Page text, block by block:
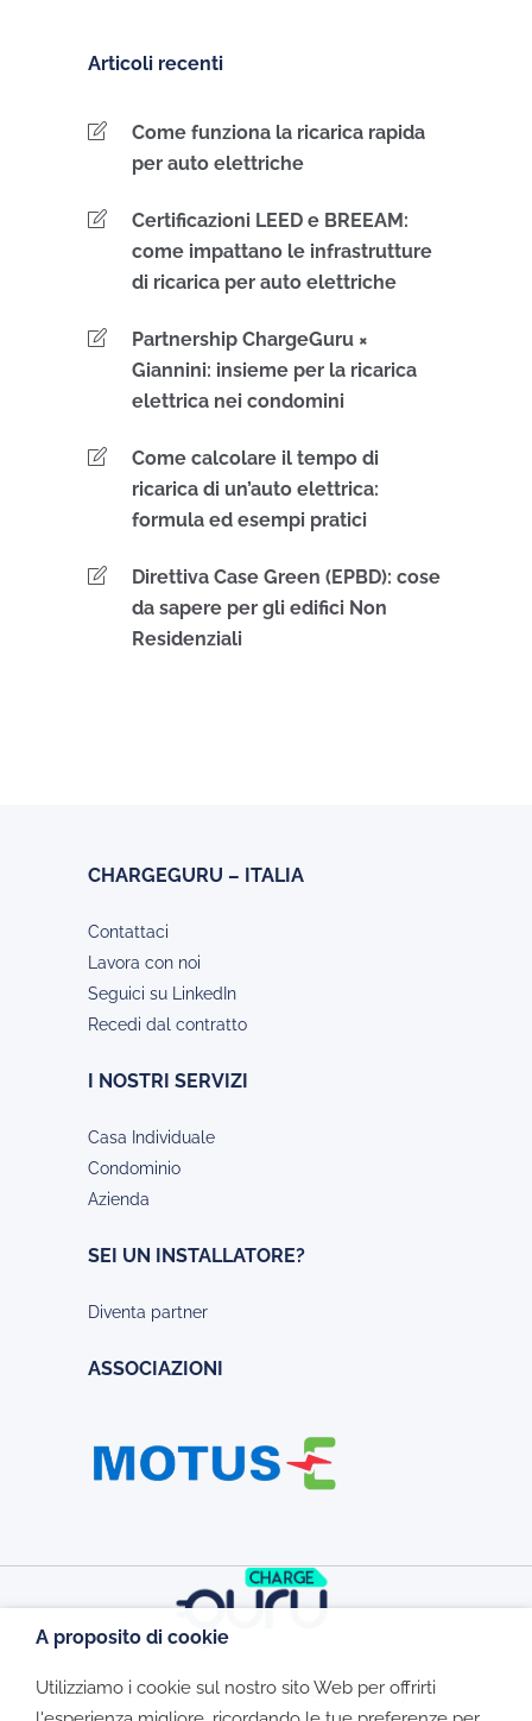
Articoli recenti
Come funziona la ricarica rapida
per auto elettriche
Certificazioni LEED e BREEAM:
come impattano le infrastrutture
di ricarica per auto elettriche
Partnership ChargeGuru ×
Giannini: insieme per la ricarica
elettrica nei condomini
Come calcolare il tempo di
ricarica di un’auto elettrica:
formula ed esempi pratici
Direttiva Case Green (EPBD): cose
da sapere per gli edifici Non
Residenziali
CHARGEGURU – ITALIA
Contattaci
Lavora con noi
Seguici su LinkedIn
Recedi dal contratto
I NOSTRI SERVIZI
Casa Individuale
Condominio
Azienda
SEI UN INSTALLATORE?
Diventa partner
ASSOCIAZIONI
©2026 - CGV - Informativa Privacy -
A proposito di cookie
Utilizziamo i cookie sul nostro sito Web per offrirti